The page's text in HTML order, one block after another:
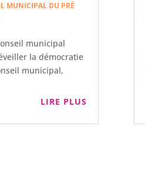
MUNICIPAL DU PRÉ
municipal
la démocratie
municipal,
LIRE PLUS